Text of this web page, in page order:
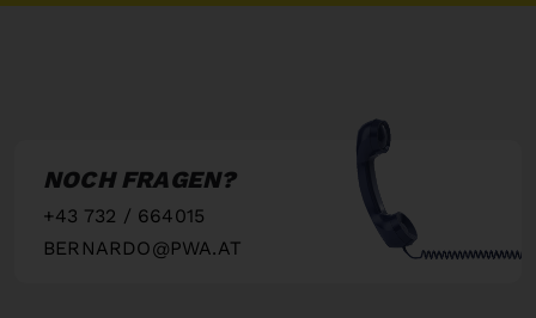
NOCH FRAGEN?
+43 732 / 664015
BERNARDO@PWA.AT